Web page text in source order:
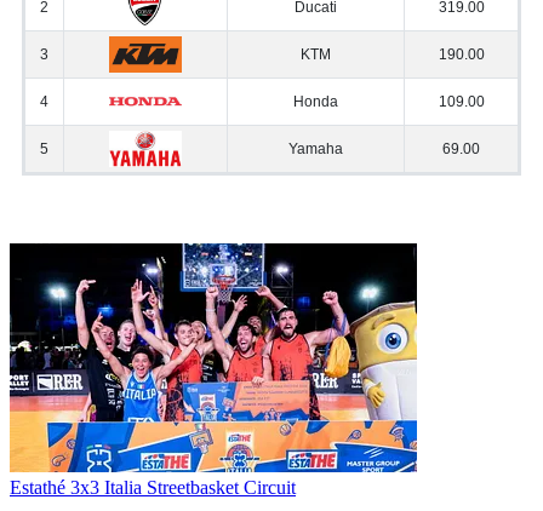
Estathé 3x3 Italia Streetbasket Circuit